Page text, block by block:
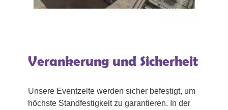
Verankerung und Sicherheit
Unsere Eventzelte werden sicher befestigt, um
höchste Standfestigkeit zu garantieren. In der